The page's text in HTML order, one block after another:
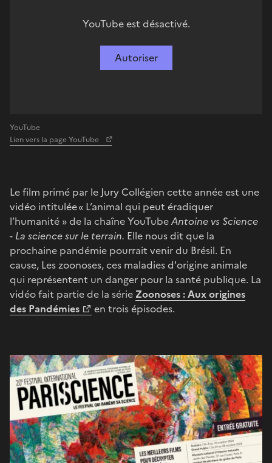
YouTube est désactivé.
Autoriser
YouTube
Lien vers la page YouTube
Le film primé par le Jury Collégien cette année est une
vidéo intitulée « L’animal qui peut éradiquer
l’humanité » de la chaîne YouTubeAntoine vs Science
- La science sur le terrain. Elle nous dit que la
prochaine pandémie pourrait venir du Brésil. En
cause, Les zoonoses, ces maladies d'origine animale
qui représentent un danger pour la santé publique. La
vidéo fait partie de la série Zoonoses : Aux origines
des Pandémies
en trois épisodes.